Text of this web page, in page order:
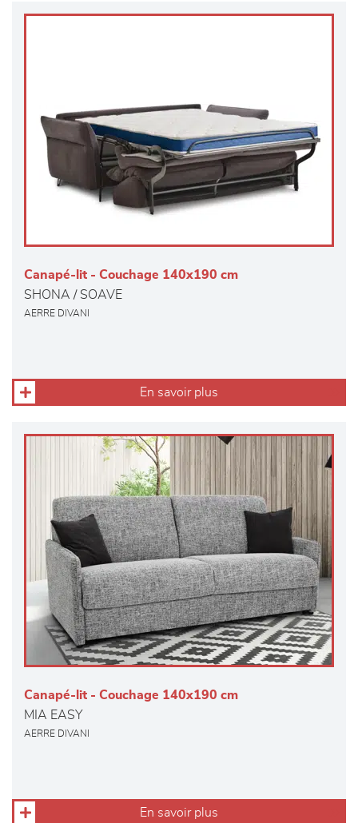
Canapé-lit - Couchage 140x190 cm
SHONA / SOAVE
AERRE DIVANI
En savoir plus
Canapé-lit - Couchage 140x190 cm
MIA EASY
AERRE DIVANI
En savoir plus